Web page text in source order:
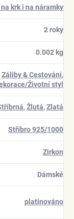
krk i na náramky
2 roky
0.002 kg
Záliby & Cestování,
Životní styl
,Žlutá,Zlatá
Stříbro 925/1000
Zirkon
Dámské
platinováno